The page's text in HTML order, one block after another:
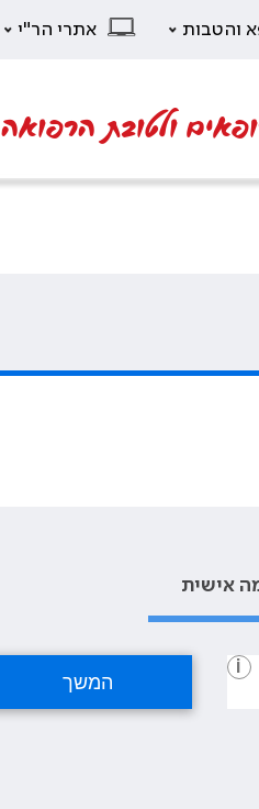
והטבות אתרי הר"י
ולטובת הרפואה
אישית
i